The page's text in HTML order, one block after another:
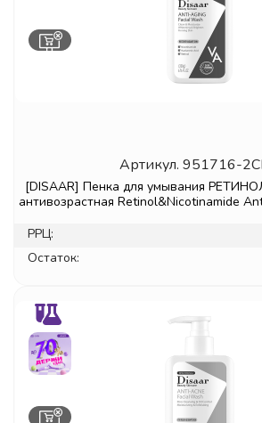
Артикул. 951716-
[DISAAR] Пенка для умывания
антивозрастная Retinol&Nicotinamide
РРЦ:
Остаток: